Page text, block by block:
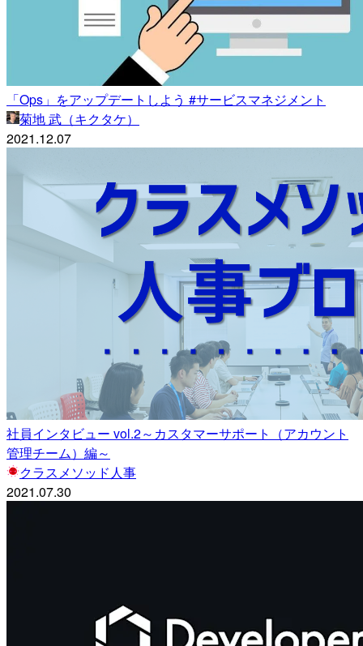
「Ops」をアップデートしよう #サービスマネジメント
菊地 武（キクタケ）
2021.12.07
社員インタビュー vol.2～カスタマーサポート（アカウント
管理チーム）編～
クラスメソッド人事
2021.07.30